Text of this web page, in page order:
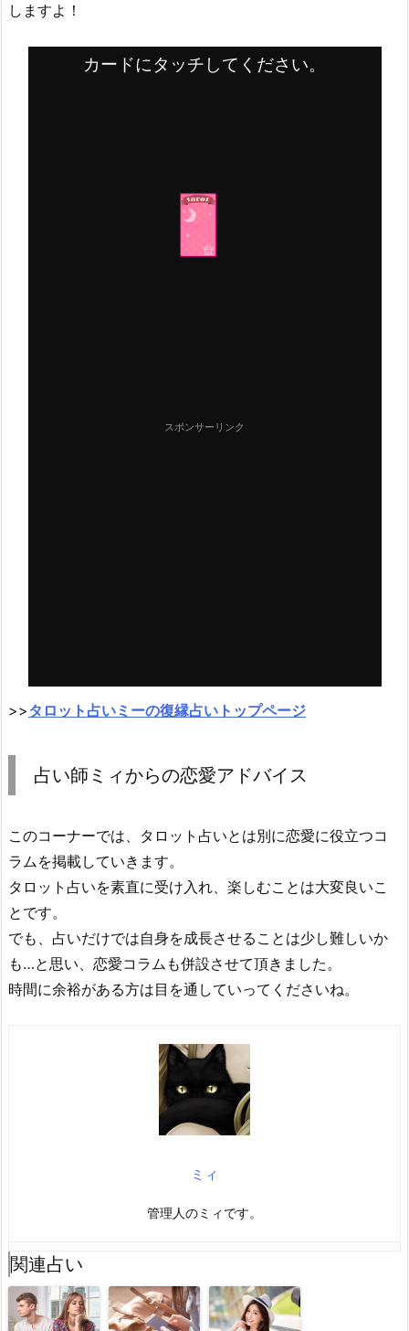
しますよ！
カードにタッチしてください。
スポンサーリンク
>>タロット占いミーの復縁占いトップページ
占い師ミィからの恋愛アドバイス
このコーナーでは、タロット占いとは別に恋愛に役立つコ
ラムを掲載していきます。
タロット占いを素直に受け入れ、楽しむことは大変良いこ
とです。
でも、占いだけでは自身を成長させることは少し難しいか
も…と思い、恋愛コラムも併設させて頂きました。
時間に余裕がある方は目を通していってくださいね。
ミィ
管理人のミィです。
関連占い